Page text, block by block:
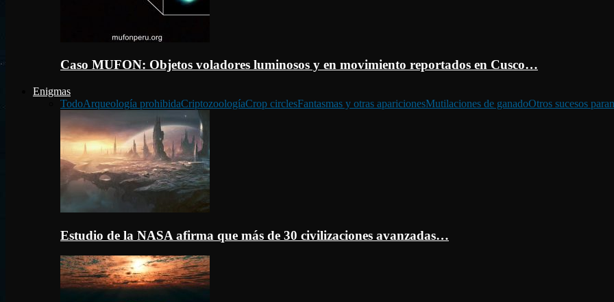
Caso MUFON: Objetos voladores luminosos y en movimiento reportados en Cusco…
Enigmas
TodoArqueología prohibidaCriptozoologíaCrop circlesFantasmas y otras aparicionesMutilaciones de ganadoOtros sucesos
Estudio de la NASA afirma que más de 30 civilizaciones avanzadas…